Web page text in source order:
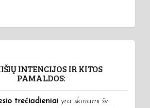
INTENCIJOS IR KITOS
PAMALDOS:
trečiadieniai yra skiriami šv.